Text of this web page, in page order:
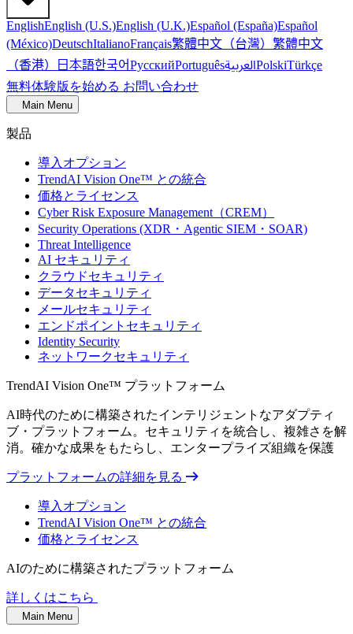
EnglishEnglish (U.S.)English (U.K.)Español (España)Español
(México)DeutschItalianoFrançais繁體中文（台灣） 繁體中文
（香港） 日本語한국어РусскийPortuguêsالعربيةPolskiTürkçe
無料体験版を始める お問い合わせ
Main Menu
製品
導入オプション
TrendAI Vision One™ との統合
価格とライセンス
Cyber Risk Exposure Management（CREM）
Security Operations (XDR・Agentic SIEM・SOAR)
Threat Intelligence
AI セキュリティ
クラウドセキュリティ
データセキュリティ
メールセキュリティ
エンドポイントセキュリティ
Identity Security
ネットワークセキュリティ
TrendAI Vision One™ プラットフォーム
AI時代のために構築されたインテリジェントなアダプティ
ブ・プラットフォーム。セキュリティを統合し、複雑さを解
消。確かな成果をもたらし、エンタープライズ組織を保護
プラットフォームの詳細を見る
導入オプション
TrendAI Vision One™ との統合
価格とライセンス
AIのために構築されたプラットフォーム
詳しくはこちら
Main Menu